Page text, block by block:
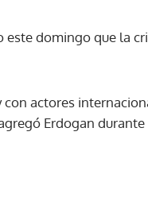
boletín.
este domingo que la
actores
Erdogan durante